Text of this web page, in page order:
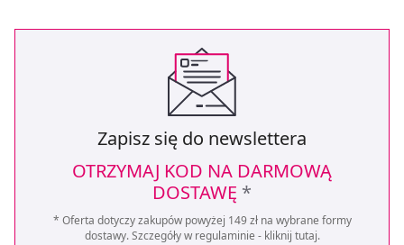
Zapisz się do newslettera
OTRZYMAJ KOD NA DARMOWĄ
DOSTAWĘ *
* Oferta dotyczy zakupów powyżej 149 zł na wybrane formy
dostawy. Szczegóły w regulaminie - kliknij tutaj.